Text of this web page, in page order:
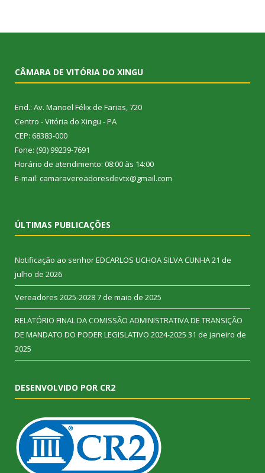
CÂMARA DE VITÓRIA DO XINGU
End.: Av. Manoel Félix de Farias, 720
Centro - Vitória do Xingu - PA
CEP: 68383-000
Fone: (93) 99239-7691
Horário de atendimento: 08:00 às 14:00
E-mail: camaravereadoresdevtx@gmail.com
ÚLTIMAS PUBLICAÇÕES
Notificação ao senhor EDCARLOS UCHOA SILVA CUNHA21 de
julho de 2026
Vereadores 2025-20287 de maio de 2025
RELATÓRIO FINAL DA COMISSÃO ADMINISTRATIVA DE TRANSIÇÃO
DE MANDATO DO PODER LEGISLATIVO 2024-2025 31 de janeiro de
2025
DESENVOLVIDO POR CR2